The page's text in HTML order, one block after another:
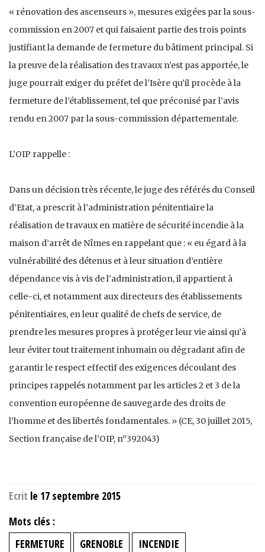
« rénovation des ascenseurs », mesures exigées par la sous-
commission en 2007 et qui faisaient partie des trois points
justifiant la demande de fermeture du bâtiment principal. Si
la preuve de la réalisation des travaux n’est pas apportée, le
juge pourrait exiger du préfet de l’Isère qu’il procède à la
fermeture de l’établissement, tel que préconisé par l’avis
rendu en 2007 par la sous-commission départementale.
L’OIP rappelle :
Dans un décision très récente, le juge des référés du Conseil
d’Etat, a prescrit à l’administration pénitentiaire la
réalisation de travaux en matière de sécurité incendie à la
maison d’arrêt de Nîmes en rappelant que : « eu égard à la
vulnérabilité des détenus et à leur situation d’entière
dépendance vis à vis de l’administration, il appartient à
celle-ci, et notamment aux directeurs des établissements
pénitentiaires, en leur qualité de chefs de service, de
prendre les mesures propres à protéger leur vie ainsi qu’à
leur éviter tout traitement inhumain ou dégradant afin de
garantir le respect effectif des exigences découlant des
principes rappelés notamment par les articles 2 et 3 de la
convention européenne de sauvegarde des droits de
l’homme et des libertés fondamentales. » (CE, 30 juillet 2015,
Section française de l’OIP, n°392043)
Ecrit le 17 septembre 2015
Mots clés :
FERMETURE
GRENOBLE
INCENDIE